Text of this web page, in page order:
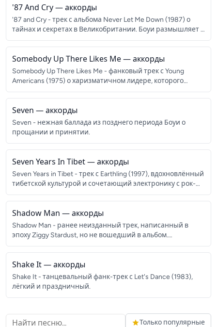
'87 And Cry— аккорды
'87 and Cry - трек с альбома Never Let Me Down (1987) о
тайнах и секретах в Великобритании. Боуи размышляет о
социальных проблемах Британии середины 80-х.
Somebody Up There Likes Me— аккорды
Somebody Up There Likes Me - фанковый трек с Young
Americans (1975) о харизматичном лидере, которого
обожает толпа. Предвосхищает тему манипуляции.
Seven — аккорды
Seven - нежная баллада из позднего периода Боуи о
прощании и принятии.
Seven Years In Tibet— аккорды
Seven Years in Tibet - трек с Earthling (1997), вдохновлённый
тибетской культурой и сочетающий электронику с рок-
звучанием.
Shadow Man — аккорды
Shadow Man - ранее неизданный трек, написанный в
эпоху Ziggy Stardust, но не вошедший в альбом.
Мистическая песня о человеке-тени.
Shake It— аккорды
Shake It - танцевальный фанк-трек с Let's Dance (1983),
лёгкий и праздничный.
Только популярные